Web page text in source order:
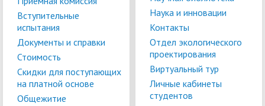
Вступительные
испытания
Документы и справки
Стоимость
Скидки для поступающих
на платной основе
Общежитие
Наука и инновации
Контакты
Отдел экологического
проектирования
Виртуальный тур
Личные кабинеты
студентов